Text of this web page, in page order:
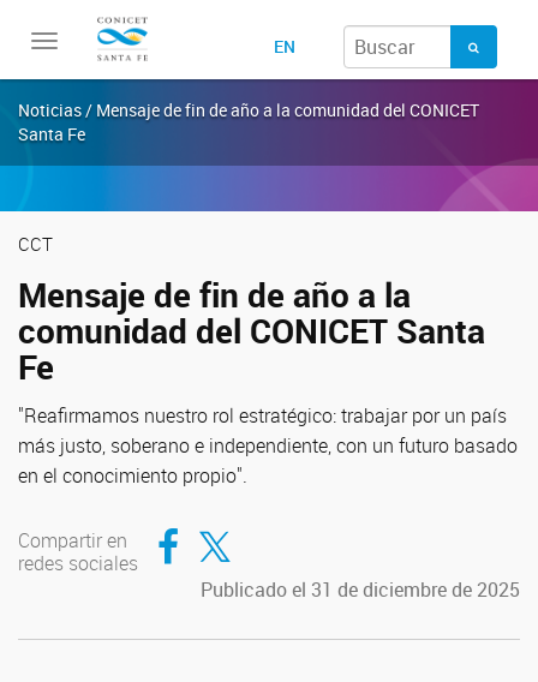
Toggle
EN
Noticias / Mensaje de fin de año a la comunidad del CONICET
Santa Fe
CCT
Mensaje de fin de año a la
comunidad del CONICET Santa
Fe
"Reafirmamos nuestro rol estratégico: trabajar por un país
más justo, soberano e independiente, con un futuro basado
en el conocimiento propio".
Compartir en
redes sociales
Compartir en Facebook
Compartir en Twitter
Publicado el 31 de diciembre de 2025